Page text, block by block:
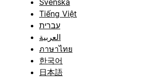
Svenska
Tiếng Việt
עברית
العربية
ภาษาไทย
한국어
日本語